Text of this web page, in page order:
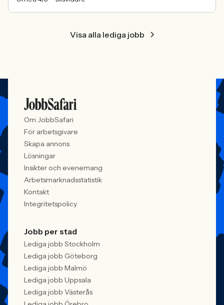
Visa alla lediga jobb
Om JobbSafari
För arbetsgivare
Skapa annons
Lösningar
Insikter och evenemang
Arbetsmarknadsstatistik
Kontakt
Integritetspolicy
Jobb per stad
Lediga jobb Stockholm
Lediga jobb Göteborg
Lediga jobb Malmö
Lediga jobb Uppsala
Lediga jobb Västerås